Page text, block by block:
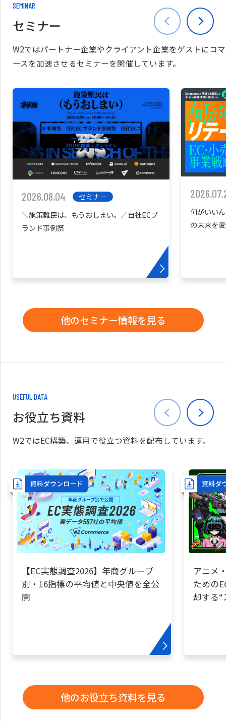
SEMINAR
セミナー
W2ではパートナー企業やクライアント企業をゲストにコマ
ースを加速させるセミナーを開催しています。
2026.08.04
セミナー
＼施策難民は、もうおしまい。／自社ECブ
ランド事例祭
何がいい
の未来を
他のセミナー情報を見る
USEFUL DATA
お役立ち資料
W2ではEC構築、運用で役立つ資料を配布しています。
【EC実態調査2026】年商グループ
別・16指標の平均値と中央値を全公
開
アニメ
ための
却する
他のお役立ち資料を見る